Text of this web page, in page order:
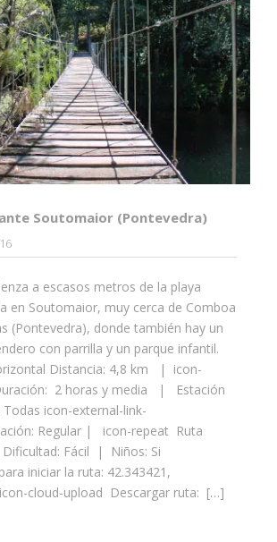
Soutomaior (Pontevedra)
a escasos metros de la playa
en Soutomaior, muy cerca de Comboa
(Pontevedra), donde también hay un
con parrilla y un parque infantil.
Distancia: 4,8 km | icon-
2 horas y media | Estación
icon-external-link-
Regular | icon-repeat Ruta
Fácil | Niños: Si
iniciar la ruta: 42.343421,
cloud-upload Descargar ruta: […]